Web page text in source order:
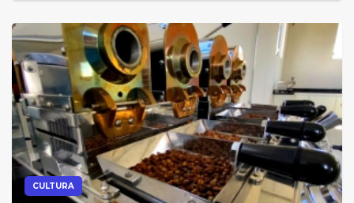
CULTURA